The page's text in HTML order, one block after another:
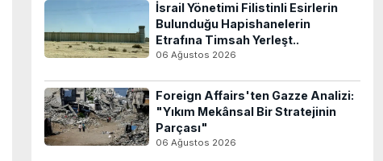
İsrail Yönetimi Filistinli Esirlerin
Bulunduğu Hapishanelerin
Etrafına Timsah Yerleşt..
06 Ağustos 2026
Foreign Affairs'ten Gazze Analizi:
"Yıkım Mekânsal Bir Stratejinin
Parçası"
06 Ağustos 2026